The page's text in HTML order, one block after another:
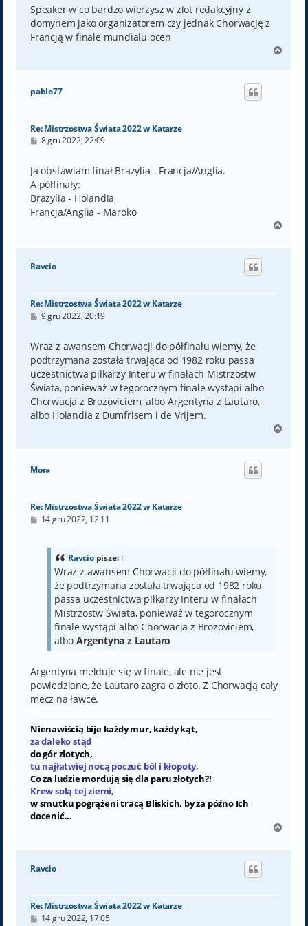
t
Speaker w co bardzo wierzysz w zlot redakcyjny z
domynem jako organizatorem czy jednak Chorwację z
Francją w finale mundialu ocen
g
pablo77
Re: Mistrzostwa Świata 2022 w Katarze
P
t
8 gru 2022, 22:09
Ja obstawiam finał Brazylia - Francja/Anglia.
A półfinały:
Brazylia - Holandia
Francja/Anglia - Maroko
g
Ravcio
Re: Mistrzostwa Świata 2022 w Katarze
P
t
9 gru 2022, 20:19
Wraz z awansem Chorwacji do półfinału wiemy, że
podtrzymana została trwająca od 1982 roku passa
uczestnictwa piłkarzy Interu w finałach Mistrzostw
Świata, ponieważ w tegorocznym finale wystąpi albo
Chorwacja z Brozoviciem, albo Argentyna z Lautaro,
albo Holandia z Dumfrisem i de Vrijem.
g
Mora
Re: Mistrzostwa Świata 2022 w Katarze
P14 gru 2022, 12:11
Ravciopisze:↑
Wraz z awansem Chorwacji do półfinału wiemy,
że podtrzymana została trwająca od 1982 roku
passa uczestnictwa piłkarzy Interu w finałach
Mistrzostw Świata, ponieważ w tegorocznym
finale wystąpi albo Chorwacja z Brozoviciem,
albo Argentyna z Lautaro
Argentyna melduje się w finale, ale nie jest
powiedziane, że Lautaro zagra o złoto. Z Chorwacją cały
mecz na ławce.
Nienawiścią bije każdy mur, każdy kąt,
za daleko stąd
do gór złotych,
tu najłatwiej nocą poczuć ból i kłopoty,
Co za ludzie mordują się dla paru złotych?!
Krew solą tej ziemi,
w smutku pogrążeni tracą Bliskich, by za późno Ich
docenić...
g
Ravcio
Re: Mistrzostwa Świata 2022 w Katarze
P14 gru 2022, 17:05